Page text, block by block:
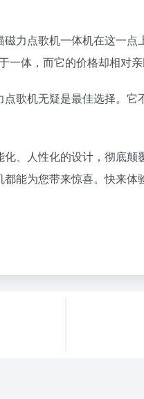
力点歌机一体机在这一
体，而它的价格却相对亲
歌机无疑是最佳选择。
、人性化的设计，彻底
能为您带来惊喜。快来体